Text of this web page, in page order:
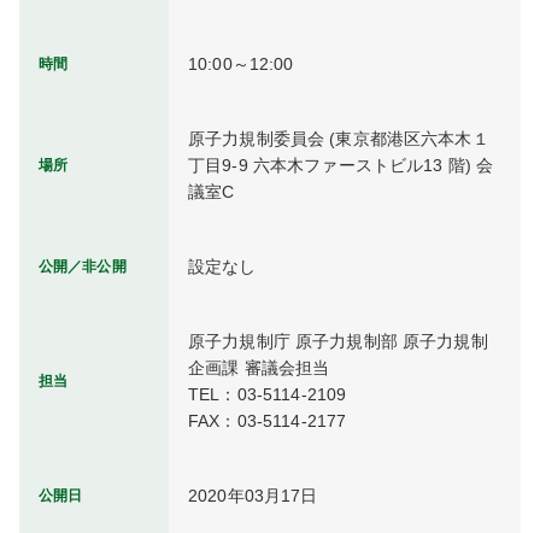
時間 10:00～12:00
場所
原子力規制委員会 (東京都港区六本木１
丁目9-9 六本木ファーストビル13 階) 会
議室C
公開／非公開 設定なし
担当
原子力規制庁 原子力規制部 原子力規制
企画課 審議会担当
TEL：03-5114-2109
FAX：03-5114-2177
公開日 2020年03月17日